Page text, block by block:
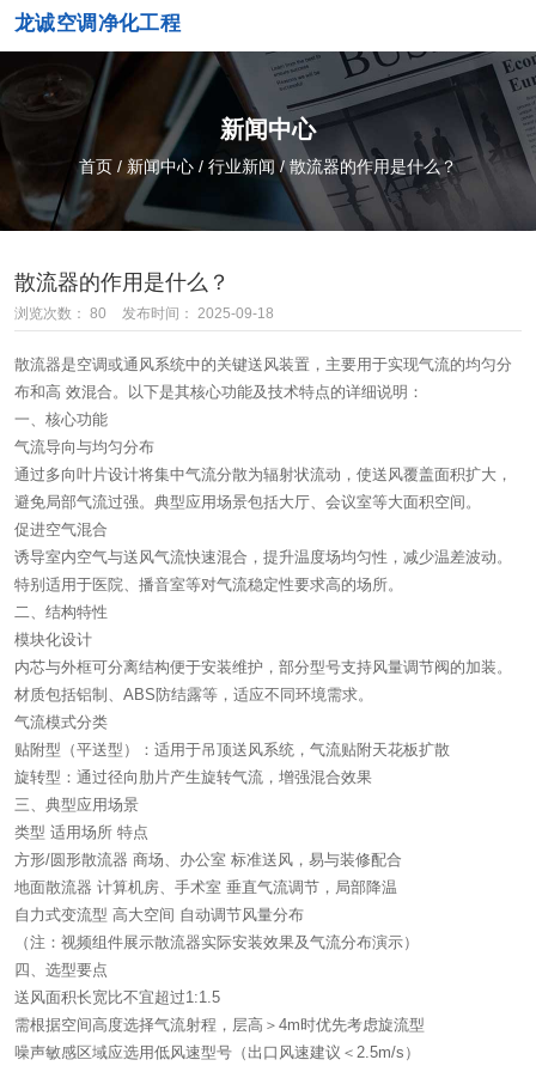
龙诚空调净化工程
新闻中心
首页 / 新闻中心 / 行业新闻 /散流器的作用是什么？
散流器的作用是什么？
浏览次数： 80 发布时间： 2025-09-18
散流器是空调或通风系统中的关键送风装置，主要用于实现气流的均匀分
布和高 效混合。以下是其核心功能及技术特点的详细说明：
一、核心功能
气流导向与均匀分布‌
通过多向叶片设计将集中气流分散为辐射状流动，使送风覆盖面积扩大，
避免局部气流过强‌。典型应用场景包括大厅、会议室等大面积空间‌。
促进空气混合‌
诱导室内空气与送风气流快速混合，提升温度场均匀性，减少温差波动‌。
特别适用于医院、播音室等对气流稳定性要求高的场所‌。
二、结构特性
模块化设计‌
内芯与外框可分离结构便于安装维护，部分型号支持风量调节阀的加装‌。
材质包括铝制、ABS防结露等，适应不同环境需求‌。
气流模式分类‌
贴附型（平送型）：适用于吊顶送风系统，气流贴附天花板扩散‌
旋转型：通过径向肋片产生旋转气流，增强混合效果‌
三、典型应用场景
类型 适用场所 特点
方形/圆形散流器 商场、办公室 标准送风，易与装修配合‌
地面散流器 计算机房、手术室 垂直气流调节，局部降温‌
自力式变流型 高大空间 自动调节风量分布‌
（注：视频组件展示散流器实际安装效果及气流分布演示）
四、选型要点
送风面积长宽比不宜超过1:1.5‌
需根据空间高度选择气流射程，层高＞4m时优先考虑旋流型‌
噪声敏感区域应选用低风速型号（出口风速建议＜2.5m/s）